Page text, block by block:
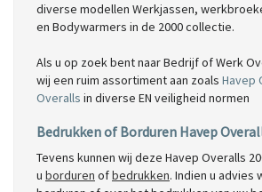
diverse modellen Werkjassen,
en Bodywarmers in de 2000 collectie.
Als u op zoek bent naar Bedrijf of Werk
wij een ruim assortiment aan zoals Havep
Overalls in diverse EN veiligheid normen
Bedrukken of Borduren Havep
Tevens kunnen wij deze Havep Overalls
u borduren ofbedrukken. Indien u advies